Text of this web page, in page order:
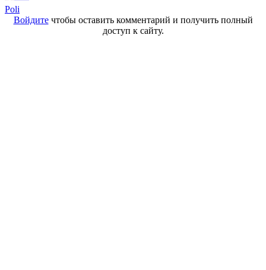
Poli
Войдитечтобы оставить комментарий и получить полный
доступ к сайту.